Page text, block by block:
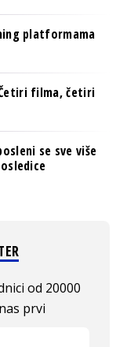
platformama
filma, četiri
se sve više
od 20000
prvi